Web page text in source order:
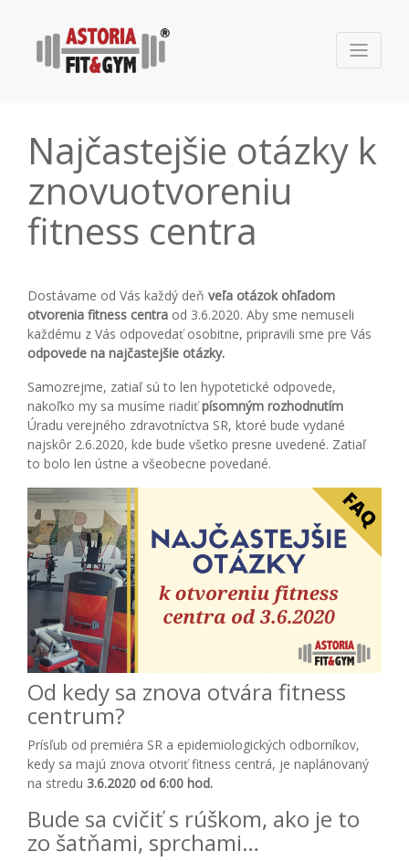
Najčastejšie otázky k
znovuotvoreniu
fitness centra
Dostávame od Vás každý deň veľa otázok ohľadom
otvorenia fitness centra od 3.6.2020. Aby sme nemuseli
každému z Vás odpovedať osobitne, pripravili sme pre Vás
odpovede na najčastejšie otázky.
Samozrejme, zatiaľ sú to len hypotetické odpovede,
nakoľko my sa musíme riadiťpísomným rozhodnutím
Úradu verejného zdravotníctva SR, ktoré bude vydané
najskôr 2.6.2020, kde bude všetko presne uvedené. Zatiaľ
to bolo len ústne a všeobecne povedané.
Od kedy sa znova otvára fitness
centrum?
Prísľub od premiéra SR a epidemiologických odborníkov,
kedy sa majú znova otvoriť fitness centrá, je naplánovaný
na stredu 3.6.2020 od 6:00 hod.
Bude sa cvičiť s rúškom, ako je to
zo šatňami, sprchami…